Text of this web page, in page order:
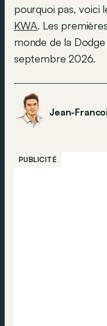
pourquoi pas, voici
KWA. Les
monde de la
septembre 2026.
Jean-
PUBLICITÉ